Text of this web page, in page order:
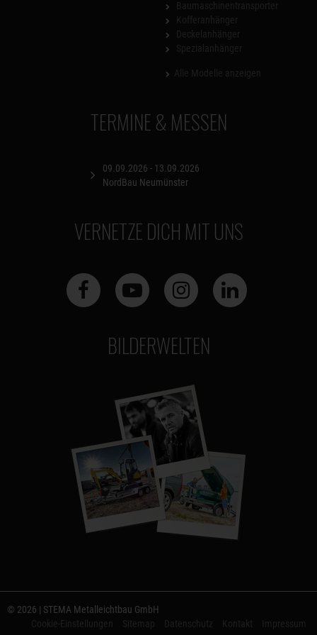
TERMINE & MESSEN
09.09.2026 - 13.09.2026
NordBau Neumünster
VERNETZE DICH MIT UNS
BILDERWELTEN
© 2026 | STEMA Metalleichtbau GmbH